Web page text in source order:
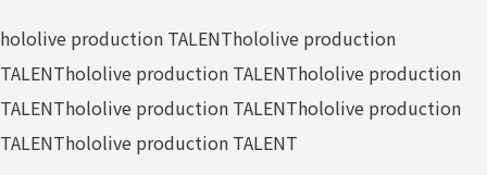
hololive production TALENThololive production
TALENThololive production TALENThololive production
TALENThololive production TALENThololive production
TALENThololive production TALENT